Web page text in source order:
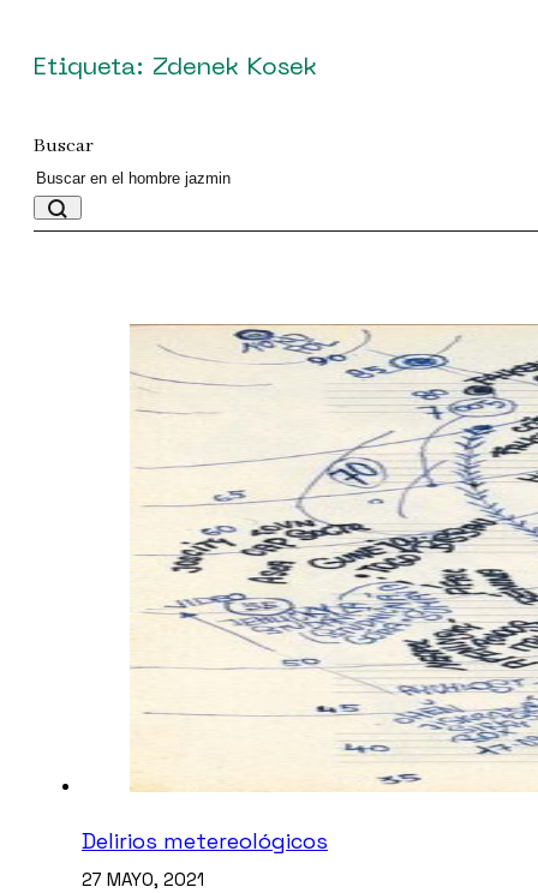
Etiqueta: Zdenek Kosek
Buscar
Delirios metereológicos
27 MAYO, 2021